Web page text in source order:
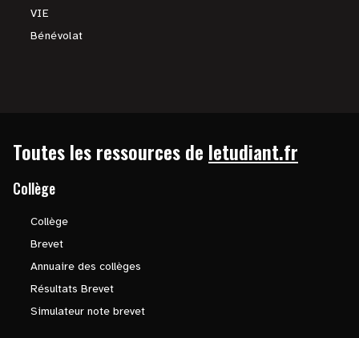
VIE
Bénévolat
Toutes les ressources de letudiant.fr
Collège
Collège
Brevet
Annuaire des collèges
Résultats Brevet
Simulateur note brevet